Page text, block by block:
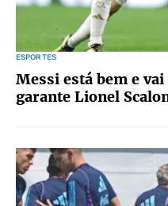
ESPORTES
Messi está bem e
garante Lionel